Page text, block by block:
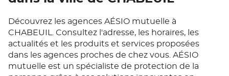
Découvrez les agences AÉSIO mutuelle à
CHABEUIL. Consultez l'adresse, les horaires, les
actualités et les produits et services proposées
dans les agences proches de chez vous. AÉSIO
mutuelle est un spécialiste de protection de la